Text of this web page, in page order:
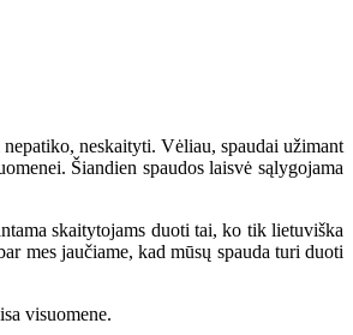
neskaityti. Vėliau, spaudai užimant
Šiandien spaudos laisvė sąlygojama
skaitytojams duoti tai, ko tik lietuviška
mes jaučiame, kad mūsų spauda turi duoti
visuomene.